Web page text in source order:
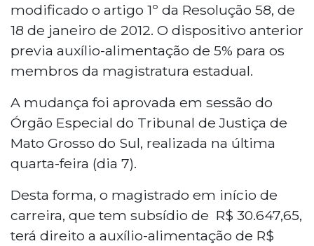
modificado o artigo 1º da Resolução 58, de
18 de janeiro de 2012. O dispositivo anterior
previa auxílio-alimentação de 5% para os
membros da magistratura estadual.
A mudança foi aprovada em sessão do
Órgão Especial do Tribunal de Justiça de
Mato Grosso do Sul, realizada na última
quarta-feira (dia 7).
Desta forma, o magistrado em início de
carreira, que tem subsídio de R$ 30.647,65,
terá direito a auxílio-alimentação de R$